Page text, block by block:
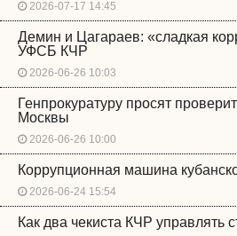
2026-07-17 14:45
Демин и Цагараев: «сладкая
УФСБ КЧР
2026-06-26 10:03
Генпрокуратуру просят
Москвы
2026-06-26 10:00
Коррупционная машина
2026-06-24 15:54
Как два чекиста КЧР управлять